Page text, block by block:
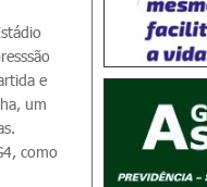
e
um
como